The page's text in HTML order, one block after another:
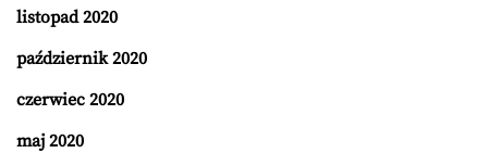
listopad 2020
październik 2020
czerwiec 2020
maj 2020